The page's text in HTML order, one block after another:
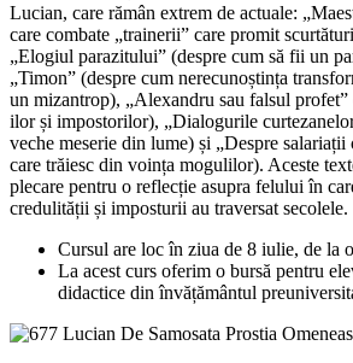
Lucian, care rămân extrem de actuale:
care combate „trainerii” care promit
„Elogiul parazitului” (despre cum să fii un
„Timon” (despre cum nerecunoștința
un mizantrop), „Alexandru sau falsul
ilor și impostorilor), „Dialogurile
veche meserie din lume) și „Despre salariații
care trăiesc din voința mogulilor). Aceste
plecare pentru o reflecție asupra felului în
credulității și imposturii au traversat secolele.
Cursul are loc în ziua de 8 iulie, de la
La acest curs oferim o bursă pentru
didactice din învățământul